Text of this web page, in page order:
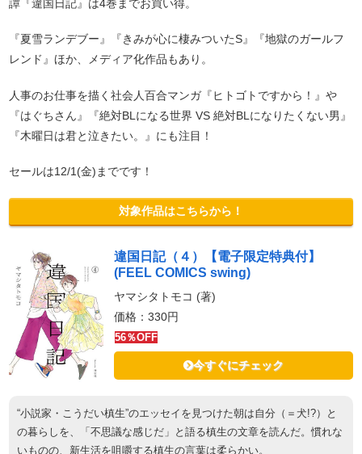
譚『違国日記』は4巻までお買い得。
『夏雪ランデブー』『きみが心に棲みついたS』『地獄のガールフ
レンド』ほか、メディア化作品もあり。
人事のお仕事を描く社会人百合マンガ『ヒトゴトですから！』や
『はぐちさん』『絶対BLになる世界 VS 絶対BLになりたくない男』
『木曜日は君と泣きたい。』にも注目！
セールは12/1(金)までです！
対象作品はこちらから！
違国日記（４）【電子限定特典付】
(FEEL COMICS swing)
ヤマシタトモコ (著)
価格：330円
56％OFF
今すぐにチェック
“小説家・こうだい槙生”のエッセイを見つけた朝は自分（＝犬!?）と
の暮らしを、「不思議な感じだ」と語る槙生の文章を読んだ。慣れな
いものの、新生活を咀嚼する槙生の言葉は柔らかい。